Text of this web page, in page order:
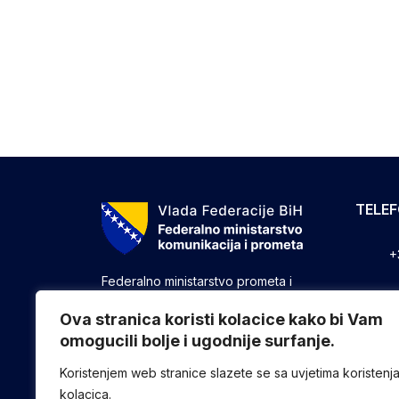
Ova stranica koristi kolacice kako bi Vam
omogucili bolje i ugodnije surfanje.
Koristenjem web stranice slazete se sa uvjetima koristenja
kolacica.
Federalno ministarstvo prometa i
druge poslove utvrđene zakonom koji
se odnose na ostvarivanje nadležnosti
Federacije u oblasti prometa i
komunikacija.